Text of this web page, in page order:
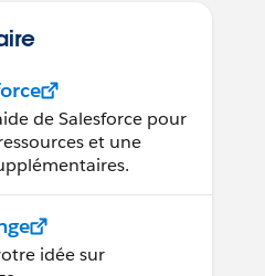
de Salesforce pour
et une
idée sur